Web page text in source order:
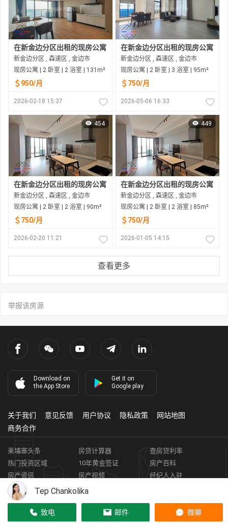
在新金边分区出租的现房公寓
新金边分区 , 森速区 , 金边市
现房公寓 | 2 卧室 | 2 浴室 | 131m²
＄950/月
2026-02-18 15:37
在新金边分区出租的现房公寓
新金边分区 , 森速区 , 金边市
现房公寓 | 2 卧室 | 3 浴室 | 95m²
＄750/月
2026-05-06 16:33
454
在新金边分区出租的现房公寓
新金边分区 , 森速区 , 金边市
现房公寓 | 2 卧室 | 2 浴室 | 90m²
＄750/月
2026-02-20 11:21
449
在新金边分区出租的现房公寓
新金边分区 , 森速区 , 金边市
现房公寓 | 2 卧室 | 2 浴室 | 85m²
＄750/月
2026-01-05 14:15
查看更多
举报该房源
Tep Chankolika
致电 邮件 微聊
Download on
the App Store
Get it on
Google play
关于我们 意见反馈 用户协议 隐私政策
网站地图
商务合作
柬埔寨头条 房贷计算器
查房贷利率
热门投资区域
10年黄金签证
房产百科
房产资讯
房产视频
经纪人入驻
获取客资
柬埔寨房地产APP
Copyright © 2026 HARBOR PROPERTY CO., LTD.
房地产证编号: E-